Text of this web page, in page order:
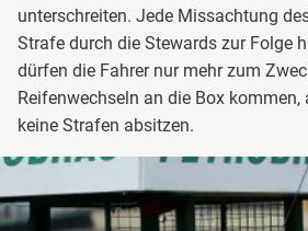
unterschreiten. Jede Missachtung
Strafe durch die Stewards zur Folge
dürfen die Fahrer nur mehr zum
Reifenwechseln an die Box
keine Strafen absitzen.